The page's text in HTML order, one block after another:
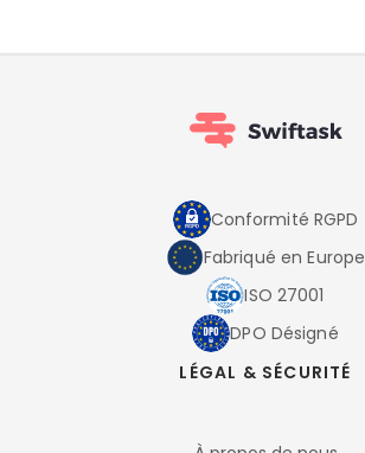
Conformité RGPD
Fabriqué en Europe
ISO 27001
DPO Désigné
LÉGAL & SÉCURITÉ